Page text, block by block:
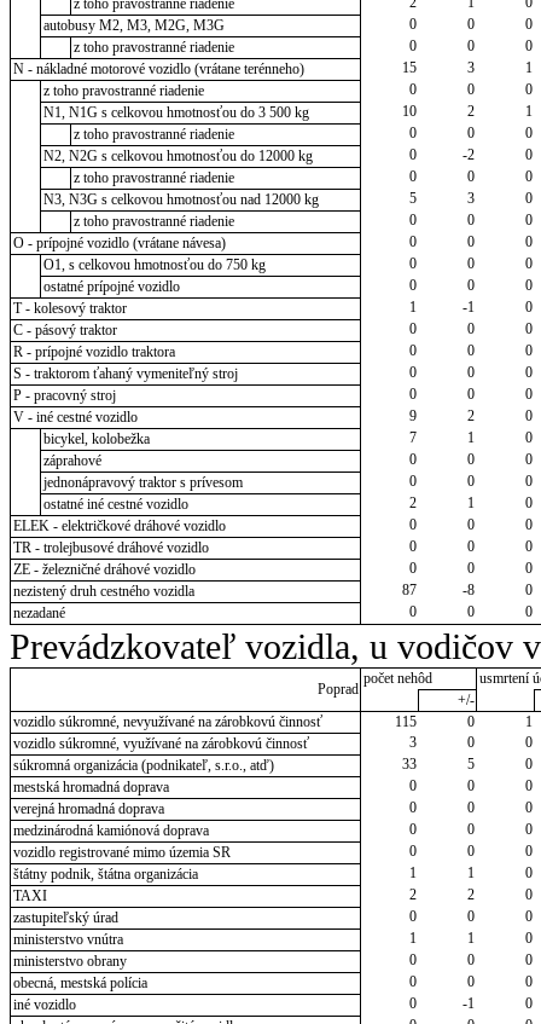
z toho pravostranné riadenie
autobusy M2, M3, M2G, M3G
0 0
0
z toho pravostranné riadenie
0 0
0
N - nákladné motorové vozidlo (vrátane terénneho)
15 3
1
z toho pravostranné riadenie
0 0
0
N1, N1G s celkovou hmotnosťou do 3 500 kg
10 2
1
z toho pravostranné riadenie
0 0
0
N2, N2G s celkovou hmotnosťou do 12000 kg
0 -2
0
z toho pravostranné riadenie
0 0
0
N3, N3G s celkovou hmotnosťou nad 12000 kg
5 3
0
z toho pravostranné riadenie
0 0
0
O - prípojné vozidlo (vrátane návesa)
0 0
0
O1, s celkovou hmotnosťou do 750 kg
0 0
0
ostatné prípojné vozidlo
0 0
0
T - kolesový traktor
1 -1
0
C - pásový traktor
0 0
0
R - prípojné vozidlo traktora
0 0
0
S - traktorom ťahaný vymeniteľný stroj
0 0
0
P - pracovný stroj
0 0
0
V - iné cestné vozidlo
9 2
0
bicykel, kolobežka
7 1
0
záprahové
0 0
0
jednonápravový traktor s prívesom
0 0
0
ostatné iné cestné vozidlo
2 1
0
ELEK - električkové dráhové vozidlo
0 0
0
TR - trolejbusové dráhové vozidlo
0 0
0
ZE - železničné dráhové vozidlo
0 0
0
nezistený druh cestného vozidla
87 -8
0
nezadané
0 0 0
Prevádzkovateľ vozidla, u vodičov
Poprad
počet nehôd
usmrtení
+/-
vozidlo súkromné, nevyužívané na zárobkovú činnosť
115 0
1
vozidlo súkromné, využívané na zárobkovú činnosť
3 0
0
súkromná organizácia (podnikateľ, s.r.o., atď)
33 5
0
mestská hromadná doprava
0 0
0
verejná hromadná doprava
0 0
0
medzinárodná kamiónová doprava
0 0
0
vozidlo registrované mimo územia SR
0 0
0
štátny podnik, štátna organizácia
1 1
0
TAXI
2 2
0
zastupiteľský úrad
0 0
0
ministerstvo vnútra
1 1
0
ministerstvo obrany
0 0
0
obecná, mestská polícia
0 0
0
iné vozidlo
0 -1
0